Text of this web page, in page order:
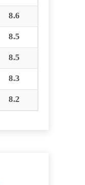
8.6
8.5
8.5
8.3
8.2